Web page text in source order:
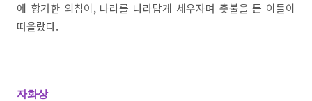
에 항거한 외침이, 나라를 나라답게 세우자며 촛불을 든 이들이
떠올랐다.
자화상